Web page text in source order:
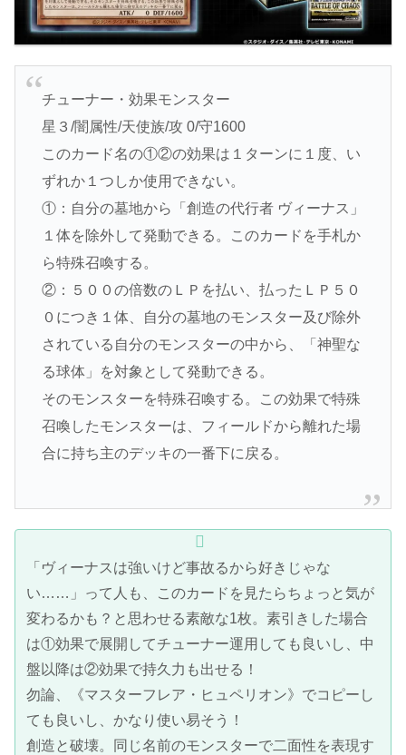
チューナー・効果モンスター
星３/闇属性/天使族/攻 0/守1600
このカード名の①②の効果は１ターンに１度、い
ずれか１つしか使用できない。
①：自分の墓地から「創造の代行者 ヴィーナス」
１体を除外して発動できる。このカードを手札か
ら特殊召喚する。
②：５００の倍数のＬＰを払い、払ったＬＰ５０
０につき１体、自分の墓地のモンスター及び除外
されている自分のモンスターの中から、「神聖な
る球体」を対象として発動できる。
そのモンスターを特殊召喚する。この効果で特殊
召喚したモンスターは、フィールドから離れた場
合に持ち主のデッキの一番下に戻る。
「ヴィーナスは強いけど事故るから好きじゃな
い……」って人も、このカードを見たらちょっと気が
変わるかも？と思わせる素敵な1枚。素引きした場合
は①効果で展開してチューナー運用しても良いし、中
盤以降は②効果で持久力も出せる！
勿論、《マスターフレア・ヒュペリオン》でコピーし
ても良いし、かなり使い易そう！
創造と破壊。同じ名前のモンスターで二面性を表現す